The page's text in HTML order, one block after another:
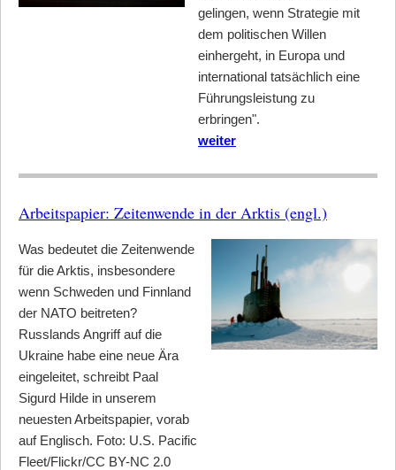
gelingen, wenn Strategie mit
dem politischen Willen
einhergeht, in Europa und
international tatsächlich eine
Führungsleistung zu
erbringen".
weiter
Arbeitspapier: Zeitenwende in der Arktis (engl.)
Was bedeutet die Zeitenwende
für die Arktis, insbesondere
wenn Schweden und Finnland
der NATO beitreten?
Russlands Angriff auf die
Ukraine habe eine neue Ära
eingeleitet, schreibt Paal
Sigurd Hilde in unserem
neuesten Arbeitspapier, vorab
auf Englisch. Foto: U.S. Pacific
Fleet/Flickr/CC BY-NC 2.0